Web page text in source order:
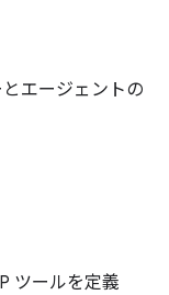
エージェントの
ツールを定義